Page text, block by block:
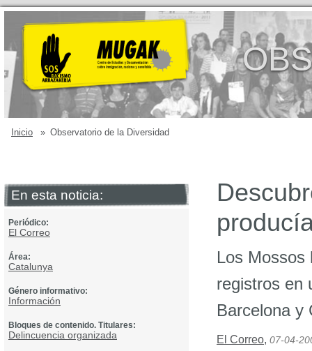
Inicio » Observatorio de la Diversidad
En esta noticia:
Periódico:
El Correo
Área:
Catalunya
Género informativo:
Información
Bloques de contenido. Titulares:
Delincuencia organizada
Los Mossos
registros en
Barcelona y
El Correo, 07-04-